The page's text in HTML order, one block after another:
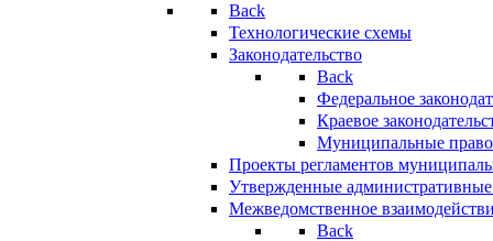
Back
Технологические схемы
Законодательство
Back
Федеральное
Краевое
Муниципальные
Проекты регламентов
Утвержденные
Межведомственное
Back